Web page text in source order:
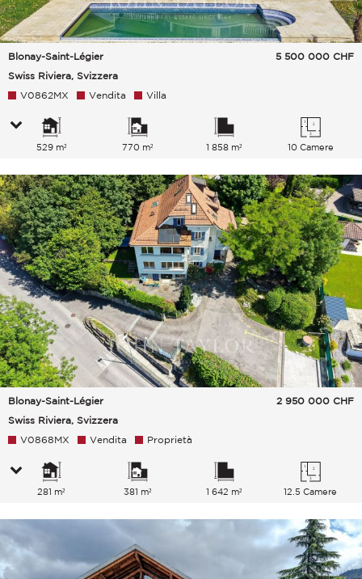
Blonay-Saint-Légier
Swiss Riviera, Svizzera
5 500 000 CHF
V0862MX Vendita Villa
529 m² 770 m² 1 858 m² 10 Camere
Blonay-Saint-Légier
Swiss Riviera, Svizzera
2 950 000 CHF
V0868MX Vendita Proprietà
281 m² 381 m² 1 642 m² 12.5 Camere